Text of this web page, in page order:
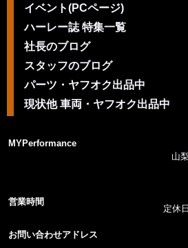
イベント(PCページ)
ハーレー誌 特集一覧
社長のブログ
スタッフのブログ
パーツ・ヤフオク出品中
現状他 車両・ヤフオク出品中
MYPerformance
山
営業時間
定休
お問い合わせアドレス